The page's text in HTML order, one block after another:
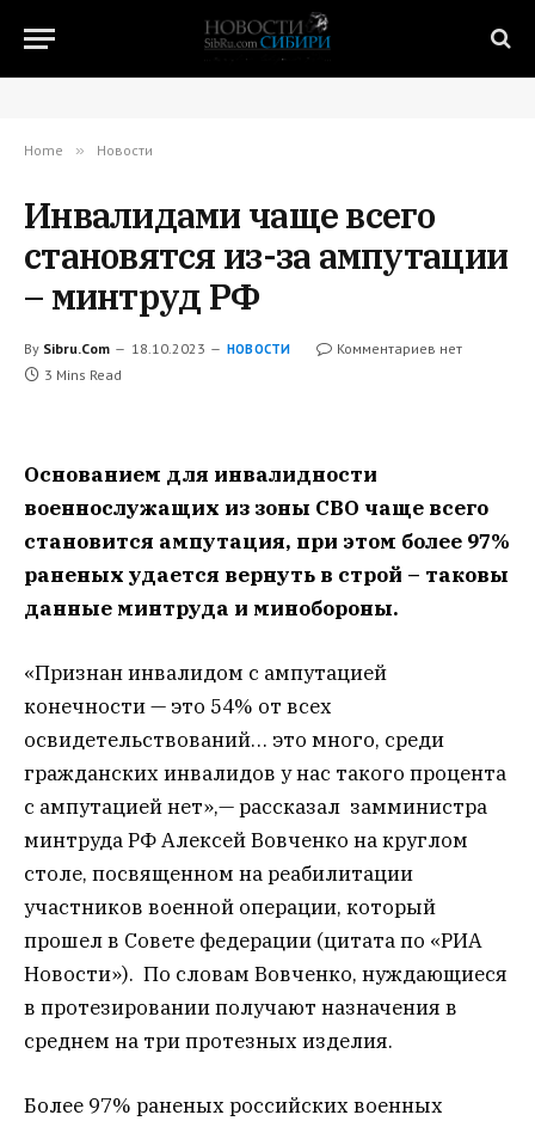
Home » Новости
Инвалидами чаще всего
становятся из-за ампутации
– минтруд РФ
By Sibru.Com 18.10.2023 НОВОСТИ
Комментариев нет
3 Mins Read
Основанием для инвалидности
военнослужащих из зоны СВО чаще всего
становится ампутация, при этом более 97%
раненых удается вернуть в строй – таковы
данные минтруда и минобороны.
«Признан инвалидом с ампутацией
конечности — это 54% от всех
освидетельствований… это много, среди
гражданских инвалидов у нас такого процента
с ампутацией нет»,— рассказал замминистра
минтруда РФ Алексей Вовченко на круглом
столе, посвященном на реабилитации
участников военной операции, который
прошел в Совете федерации (цитата по «РИА
Новости»). По словам Вовченко, нуждающиеся
в протезировании получают назначения в
среднем на три протезных изделия.
Более 97% раненых российских военных